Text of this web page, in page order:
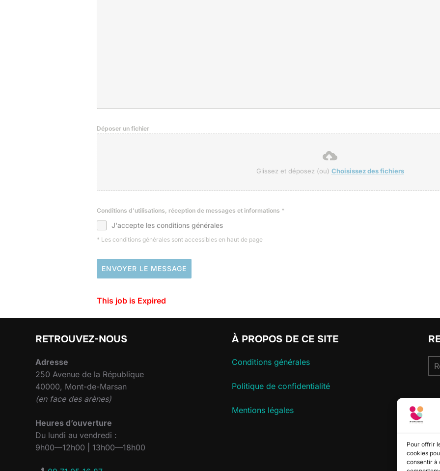
Pour offrir
cookies
consentir à
Déposer un fichier
Glissez et déposez (ou) Choisissez des fichiers
Conditions d'utilisations, réception de messages et informations *
J'accepte les conditions générales
* Les conditions générales sont accessibles en haut de page
ENVOYER LE MESSAGE
This job is Expired
RETROUVEZ-NOUS
Adresse
250 Avenue de la République
40000, Mont-de-Marsan
(en face des arènes)
Heures d’ouverture
Du lundi au vendredi :
9h00—12h00 | 13h00—18h00
À PROPOS DE CE SITE
Conditions générales
Politique de confidentialité
Mentions légales